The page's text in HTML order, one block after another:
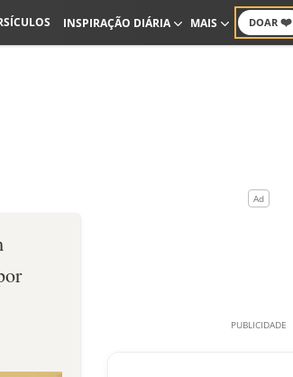
DOAR ❤️
INSPIRAÇÃO DIÁRIA MAIS